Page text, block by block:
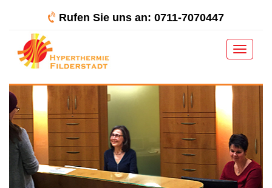
Rufen Sie uns an: 0711-7070447
Toggle